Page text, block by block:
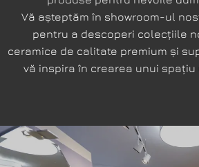
Vă așteptăm în showroom-ul
pentru a descoperi colecțiile
ceramice de calitate premium și
vă inspira în crearea unui spațiu